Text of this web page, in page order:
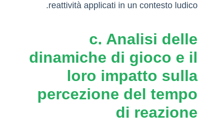
reattività applicati in un contesto ludico.
c. Analisi delle
dinamiche di gioco e il
loro impatto sulla
percezione del tempo
di reazione